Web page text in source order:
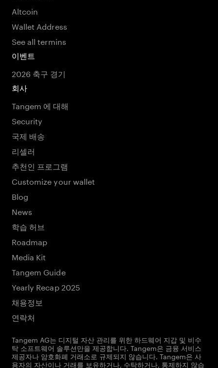
Altcoin
Wallet Address
See all termins
이벤트
2026 축구 경기
회사
Tangem 에 대해
Security
국제 배송
리셀러
추천인 프로그램
Customize your wallet
Blog
News
학습 허브
Roadmap
Media Kit
Tangem Guide
Yearly Recap 2025
채용정보
연락처
Tangem AG는 디지털 자산 관리를 위한 하드웨어 지갑 및 비수
탁 소프트웨어 솔루션만을 제공합니다. Tangem은 금융 서비스
제공자나 암호화폐 거래소로 규제되지 않습니다. Tangem은 사
용자의 자산이나 거래를 보유하거나, 수탁하거나, 통제하지 않습